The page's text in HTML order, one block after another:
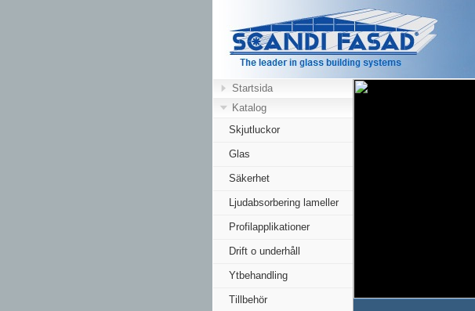
Startsida
Katalog
Skjutluckor
Glas
Säkerhet
Ljudabsorbering lameller
Profilapplikationer
Drift o underhåll
Ytbehandling
Tillbehör